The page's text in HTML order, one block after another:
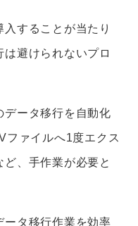
することが当たり
避けられないプロ
データ移行を自動化
ファイルへ1度エクス
、手作業が必要と
ータ移行作業を効率